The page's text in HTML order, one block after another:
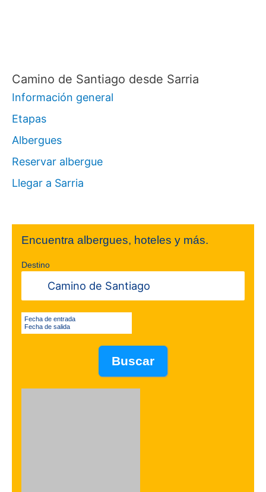
Camino de Santiago desde Sarria
Información general
Etapas
Albergues
Reservar albergue
Llegar a Sarria
Encuentra albergues, hoteles y más.
Destino
Fecha de entrada
Fecha de salida